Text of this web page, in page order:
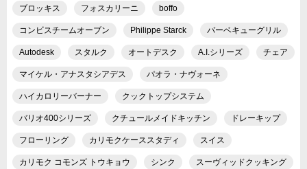
ブロッキス フォスカリーニ boffo
コンビスチームオーブン Philippe Starck バーベキューグリル
Autodesk スタルク オートデスク A.I.シリーズ チェア
マイケル・アナスタシアデス パオラ・ナヴォーネ
ハイカロリーバーナー クックトップシステム
バリオ400シリーズ クチュールメイドキッチン ドレーキップ
フローリング カリモクケーススタディ スイス
カリモク コモンズ トウキョウ シンク スーヴィッドクッキング